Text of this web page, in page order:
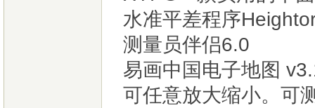
水准平差程序
测量员伴侣6.0
易画中国电子地图
可任意放大缩小。可